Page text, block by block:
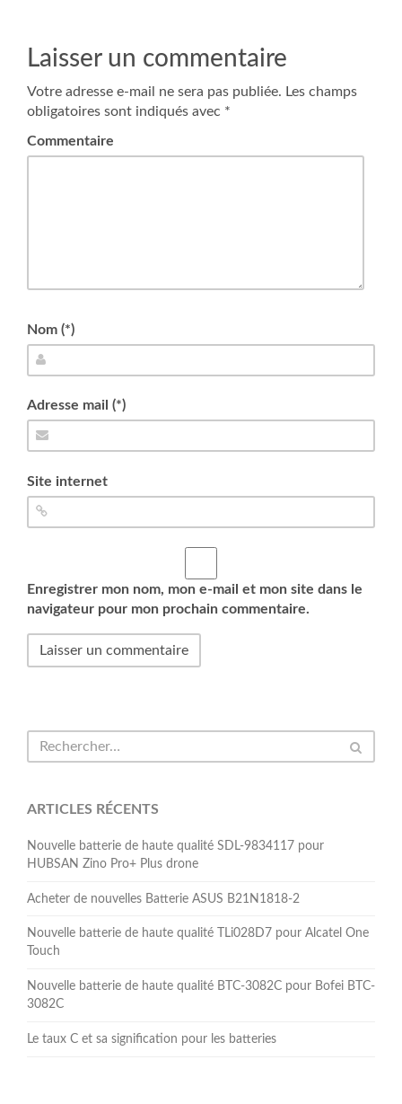
Laisser un commentaire
Votre adresse e-mail ne sera pas publiée. Les champs
obligatoires sont indiqués avec *
Commentaire
Nom (*)
Adresse mail (*)
Site internet
Enregistrer mon nom, mon e-mail et mon site dans le
navigateur pour mon prochain commentaire.
ARTICLES RÉCENTS
Nouvelle batterie de haute qualité SDL-9834117 pour
HUBSAN Zino Pro+ Plus drone
Acheter de nouvelles Batterie ASUS B21N1818-2
Nouvelle batterie de haute qualité TLi028D7 pour Alcatel One
Touch
Nouvelle batterie de haute qualité BTC-3082C pour Bofei BTC-
3082C
Le taux C et sa signification pour les batteries